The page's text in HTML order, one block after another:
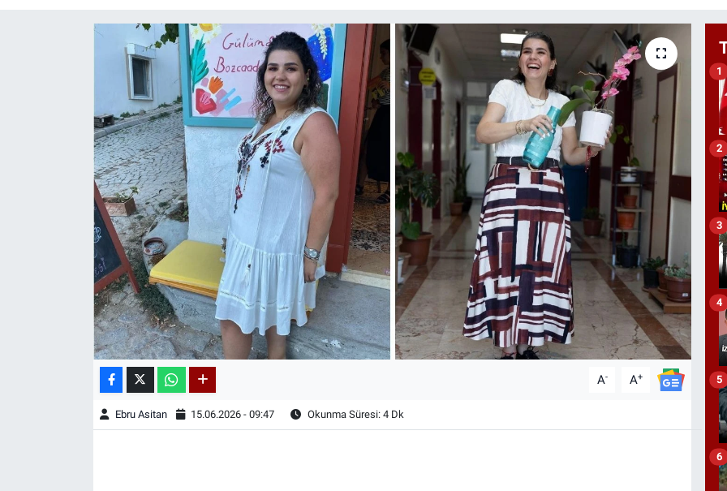
A- A+
Ebru Asitan 15.06.2026 - 09:47 Okunma Süresi: 4 Dk
1
2
3
4
5
6
Haber Arşivi